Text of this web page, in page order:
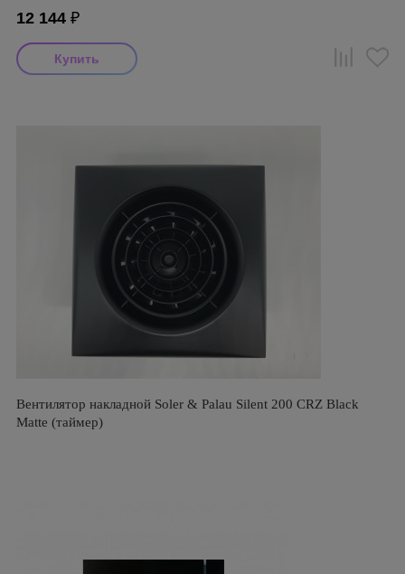
12 144 ₽
Вентилятор накладной Soler & Palau Silent 200 CRZ Black
Matte (таймер)